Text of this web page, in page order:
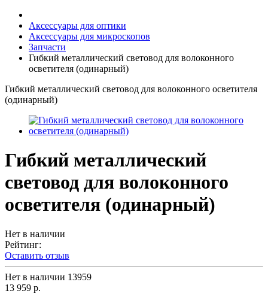
Аксессуары для оптики
Аксессуары для микроскопов
Запчасти
Гибкий металлический световод для волоконного
осветителя (одинарный)
Гибкий металлический световод для волоконного осветителя
(одинарный)
Гибкий металлический
световод для волоконного
осветителя (одинарный)
Нет в наличии
Рейтинг:
Оставить отзыв
Нет в наличии 13959
13 959 р.